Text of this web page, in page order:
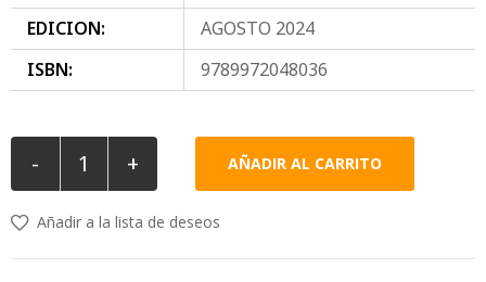
EDICION:
AGOSTO 2024
ISBN:
9789972048036
- + AÑADIR AL CARRITO
Añadir a la lista de deseos